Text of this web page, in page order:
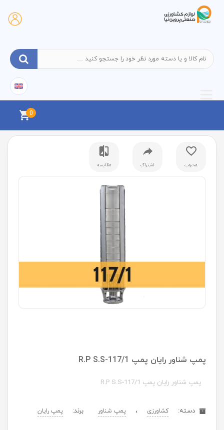
0
محبوب اشتراک مقایسه
پمپ شناور رایان پمپ R.P S.S-117/1
پمپ شناور رایان پمپ R.P S.S-117/1
دسته: کشاورزی ، پمپ شناور برند: پمپ رایان